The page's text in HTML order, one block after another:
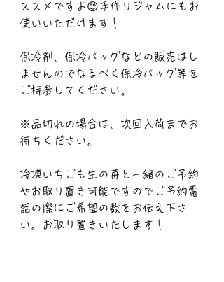
ススメですよ😊手作りジャムにもお
使いいただけます！
保冷剤、保冷バッグなどの販売はし
ませんのでなるべく保冷バッグ等を
ご持参してください。
※品切れの場合は、次回入荷までお
待ちください。
冷凍いちごも生の苺と一緒のご予約
やお取り置き可能ですのでご予約電
話の際にご希望の数をお伝え下さ
い。お取り置きいたします！